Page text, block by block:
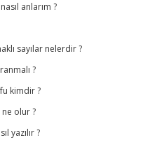
anlarım ?
sayılar nelerdir ?
?
kimdir ?
olur ?
yazılır ?